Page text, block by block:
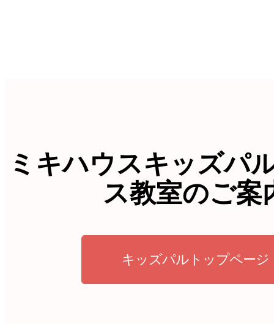
ミキハウスキッズパ
ス教室のご案
キッズパルトップページ